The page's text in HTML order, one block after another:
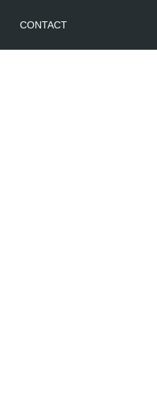
CONTACT